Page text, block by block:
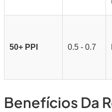
50+ PPI 0.5 - 0.7
Benefícios Da